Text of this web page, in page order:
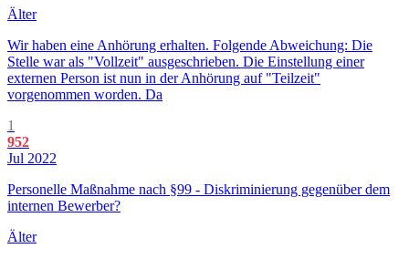
Älter
Wir haben eine Anhörung erhalten. Folgende Abweichung: Die
Stelle war als "Vollzeit" ausgeschrieben. Die Einstellung einer
externen Person ist nun in der Anhörung auf "Teilzeit"
vorgenommen worden. Da
1
952
Jul 2022
Personelle Maßnahme nach §99 - Diskriminierung gegenüber dem
internen Bewerber?
Älter